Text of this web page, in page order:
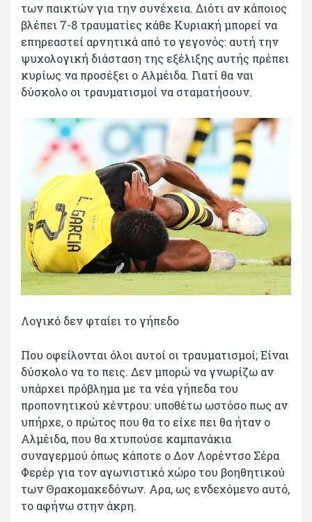
των παικτών για την συνέχεια. Διότι αν κάποιος
βλέπει 7-8 τραυματίες κάθε Κυριακή μπορεί να
επηρεαστεί αρνητικά από το γεγονός: αυτή την
ψυχολογική διάσταση της εξέλιξης αυτής πρέπει
κυρίως να προσέξει ο Αλμέιδα. Γιατί θα ναι
δύσκολο οι τραυματισμοί να σταματήσουν.
Λογικό δεν φταίει το γήπεδο
Που οφείλονται όλοι αυτοί οι τραυματισμοί; Είναι
δύσκολο να το πεις. Δεν μπορώ να γνωρίζω αν
υπάρχει πρόβλημα με τα νέα γήπεδα του
προπονητικού κέντρου: υποθέτω ωστόσο πως αν
υπήρχε, ο πρώτος που θα το είχε πει θα ήταν ο
Αλμέιδα, που θα χτυπούσε καμπανάκια
συναγερμού όπως κάποτε ο Δον Λορέντσο Σέρα
Φερέρ για τον αγωνιστικό χώρο του βοηθητικού
των Θρακομακεδόνων. Αρα, ως ενδεχόμενο αυτό,
το αφήνω στην άκρη.